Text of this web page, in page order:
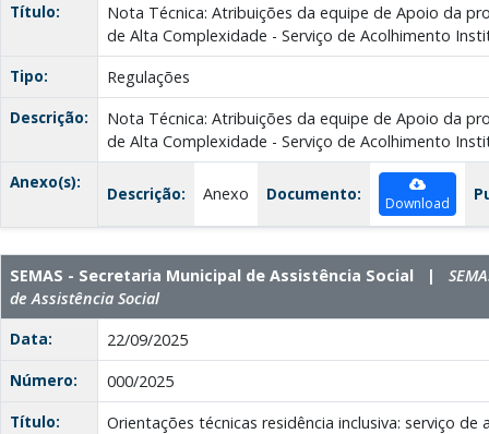
Título:
Nota Técnica: Atribuições da equipe de Apoio da
de Alta Complexidade - Serviço de Acolhimento
Tipo:
Regulações
Descrição:
Nota Técnica: Atribuições da equipe de Apoio da
de Alta Complexidade - Serviço de Acolhimento
Anexo(s):
Descrição: Anexo Documento: Download
SEMAS - Secretaria Municipal de Assistência Social |
de Assistência Social
Data:
22/09/2025
Número:
000/2025
Título:
Orientações técnicas residência inclusiva: serviço de